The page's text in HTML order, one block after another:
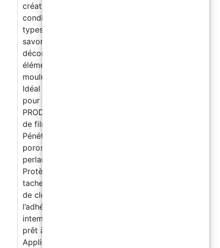
créations en les rendant plus résistantes aux
conditions extérieures. Convient à tous les
types d’objets en NatuResin : plateaux, porte-
savons, dessous de verre, dalles et panneaux
décoratifs, pots de fleurs et jardinières,
éléments de décoration extérieure, façades,
moulures et autres revêtements en résine.
Idéal aussi bien pour les objets d’intérieur que
pour les créations d’extérieur. AVANTAGES
PRODUIT Traitement invisible : ne forme pas
de film, ne modifie pas l’apparence.
Pénétration en profondeur : agit dans la
porosité sans obstruer le support. Effet
perlant : l’eau glisse sous forme de gouttes.
Protège durablement contre l’humidité et les
taches. Laisse respirer le matériau : pas d’effet
de cloquage. Facilite le nettoyage : réduit
l’adhérence des salissures. Résistance aux
intempéries et au gel. MODE D’EMPLOI Produit
prêt à l’emploi, sans dilution nécessaire.
Appliquer en une seule couche, sur une